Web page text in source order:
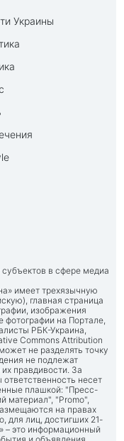
Украины
в сфере медиа
имеет трехязычную
главная страница
изображения
фотографии на Портале,
РБК-Украина,
Commons Attribution
не разделять точку
не подлежат
правдивости. За
несет
плашкой: "Пресс-
материал", "Promo",
на правах
для лиц, достигших 21-
– это информационный